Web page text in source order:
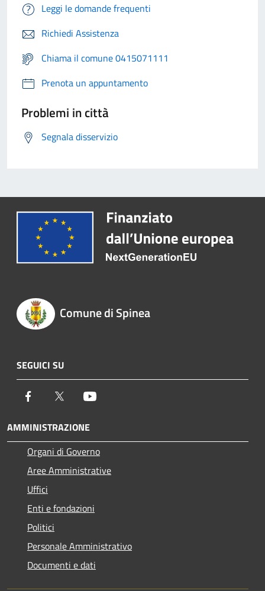
Leggi le domande frequenti
Richiedi Assistenza
Chiama il comune 0415071111
Prenota un appuntamento
Problemi in città
Segnala disservizio
Comune di Spinea
SEGUICI SU
Facebook Twitter
AMMINISTRAZIONE
Organi di Governo
Aree Amministrative
Uffici
Enti e fondazioni
Politici
Personale Amministrativo
Documenti e dati